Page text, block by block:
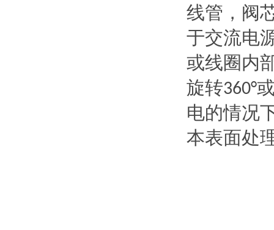
线管，阀
于交流电
或线圈内
旋转360°
电的情况
本表面处